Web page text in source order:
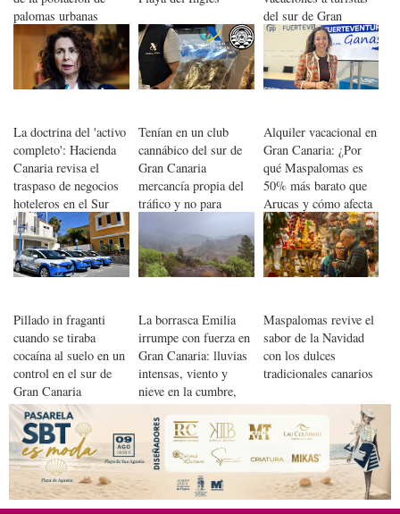
palomas urbanas
del sur de Gran
Canaria
La doctrina del 'activo
completo': Hacienda
Canaria revisa el
traspaso de negocios
hoteleros en el Sur
Tenían en un club
cannábico del sur de
Gran Canaria
mercancía propia del
tráfico y no para
Alquiler vacacional en
Gran Canaria: ¿Por
qué Maspalomas es
50% más barato que
Arucas y cómo afecta
la nueva regulación?
Pillado in fraganti
cuando se tiraba
cocaína al suelo en un
control en el sur de
Gran Canaria
La borrasca Emilia
irrumpe con fuerza en
Gran Canaria: lluvias
intensas, viento y
nieve en la cumbre,
con las primeras
aguas llegando a
presas y barrancos
Maspalomas revive el
sabor de la Navidad
con los dulces
tradicionales canarios